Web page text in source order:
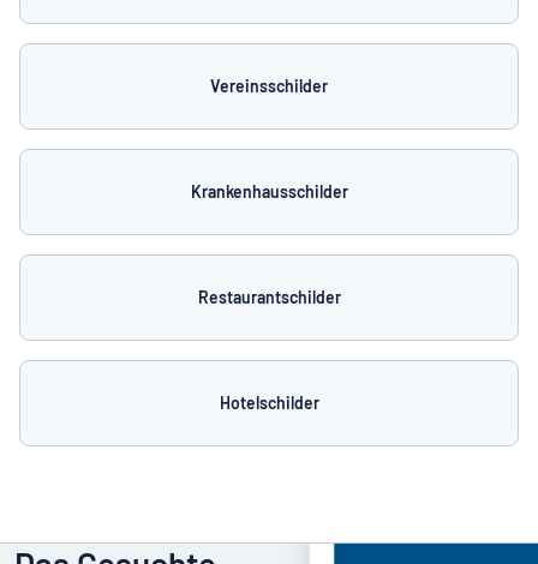
Vereinsschilder
Krankenhausschilder
Restaurantschilder
Hotelschilder